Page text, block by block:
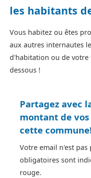
les habitants
Vous habitez ou êtes
aux autres internautes
d'habitation ou de votre
dessous !
Partagez avec
montant de
cette
Votre email n'est pas
obligatoires sont
rouge.